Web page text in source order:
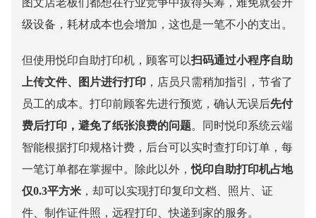
级设备，耗材成本也会增加，这也是一笔不小的支出。
但使用悦印自助打印机，顾客可以扫码通过小程序自助
上传文件、图片进行打印，店员只需稍加指引，节省了
员工的成本。打印前顾客先进行预览，确认无误后先付
费后打印，避免了纸张浪费的问题。同时悦印系统云端
智能根据打印规格计费，后台可以实时查打印订单，每
一笔订单都在掌握中。除此以外，悦印自助打印机占地
仅0.3平方米，却可以实现打印复印文档、照片、证
件、制作证件照，远程打印、快递到家的服务。